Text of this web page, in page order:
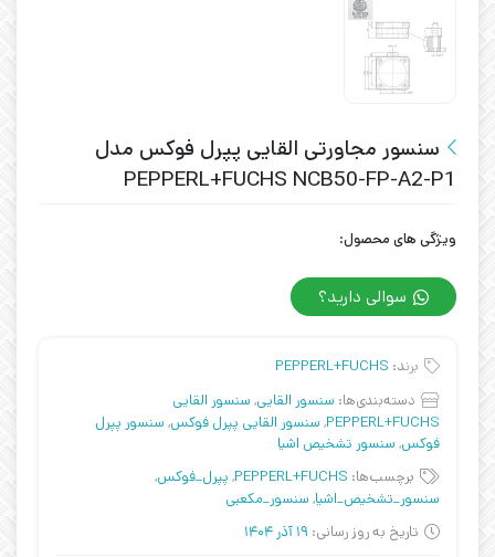
سنسور مجاورتی القایی پپرل فوکس مدل
PEPPERL+FUCHS NCB50-FP-A2-P1
ویژگی های محصول:
سوالی دارید؟
برند: PEPPERL+FUCHS
دسته‌بندی‌ها: سنسور القایی, سنسور القایی
PEPPERL+FUCHS
, سنسور القایی پپرل فوکس, سنسور پپرل
فوکس, سنسور تشخیص اشیا
برچسب‌ها: PEPPERL+FUCHS
, پپرل_فوکس,
سنسور_تشخیص_اشیا, سنسور_مکعبی
تاریخ به روز رسانی: 19 آذر 1404